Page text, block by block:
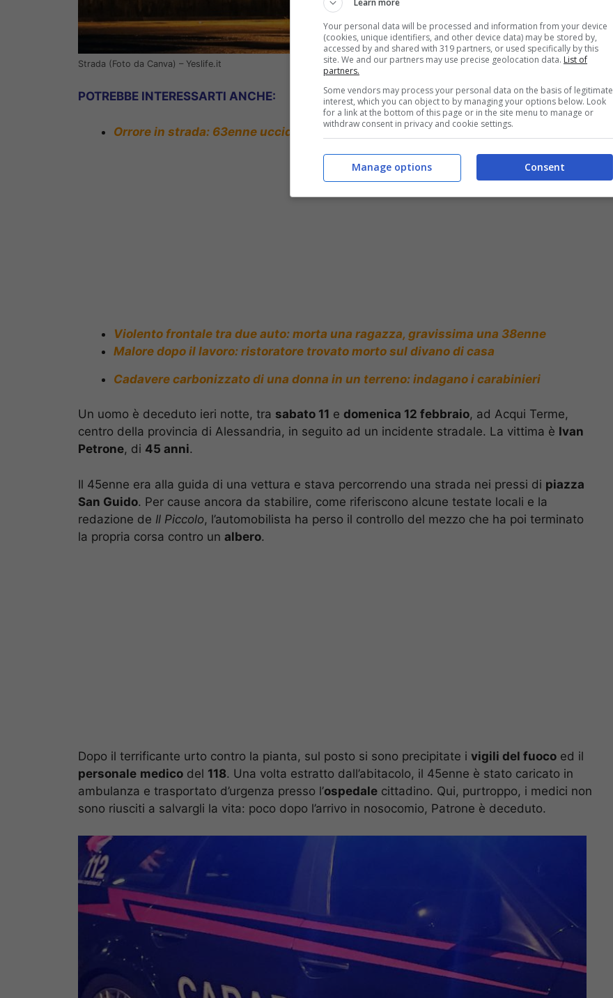
Strada (Foto da Canva) – Yeslife.it
POTREBBE INTERESSARTI ANCHE:
Orrore in strada: 63enne uccide due donne e si toglie la vita
Violento frontale tra due auto: morta una ragazza, gravissima una 38enne
Malore dopo il lavoro: ristoratore trovato morto sul divano di casa
Cadavere carbonizzato di una donna in un terreno: indagano i carabinieri
Un uomo è deceduto ieri notte, tra sabato 11 e domenica 12 febbraio, ad Acqui Terme,
centro della provincia di Alessandria, in seguito ad un incidente stradale. La vittima è Ivan
Petrone, di 45 anni.
Il 45enne era alla guida di una vettura e stava percorrendo una strada nei pressi di piazza
San Guido. Per cause ancora da stabilire, come riferiscono alcune testate locali e la
redazione de Il Piccolo, l’automobilista ha perso il controllo del mezzo che ha poi terminato
la propria corsa contro un albero.
Dopo il terrificante urto contro la pianta, sul posto si sono precipitate i vigili del fuoco ed il
personale medico del 118. Una volta estratto dall’abitacolo, il 45enne è stato caricato in
ambulanza e trasportato d’urgenza presso l’ospedale cittadino. Qui, purtroppo, i medici non
sono riusciti a salvargli la vita: poco dopo l’arrivo in nosocomio, Patrone è deceduto.
Your personal data will be processed and information from your device
(cookies, unique identifiers, and other device data) may be stored by,
accessed by and shared with 319 partners, or used specifically by this
site. We and our partners may use precise geolocation data. List of
partners.
Some vendors may process your personal data on the basis of legitimate
interest, which you can object to by managing your options below. Look
for a link at the bottom of this page or in the site menu to manage or
withdraw consent in privacy and cookie settings.
Consent
Manage options